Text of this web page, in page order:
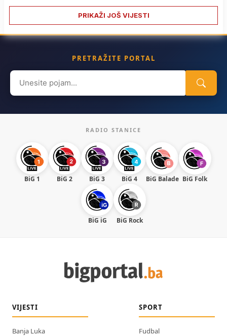
PRIKAŽI JOŠ VIJESTI
PRETRAŽITE PORTAL
Search
for:
RADIO STANICE
BiG 1 BiG 2 BiG 3 BiG 4 BiG Balade BiG Folk
BiG iG BiG Rock
VIJESTI
Banja Luka
SPORT
Fudbal